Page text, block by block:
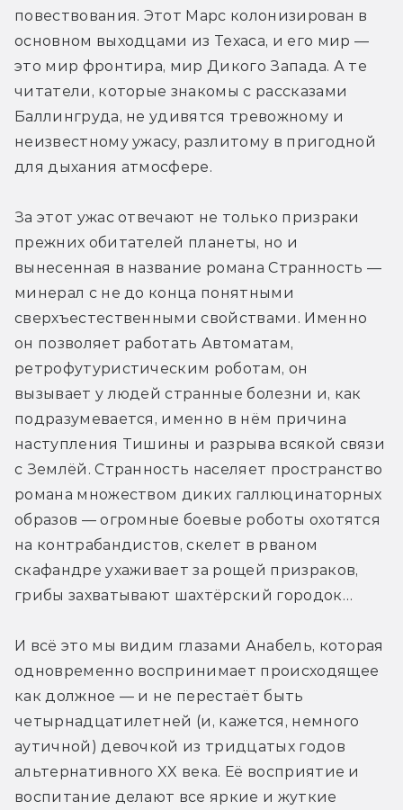
повествования. Этот Марс колонизирован в
основном выходцами из Техаса, и его мир —
это мир фронтира, мир Дикого Запада. А те
читатели, которые знакомы с рассказами
Баллингруда, не удивятся тревожному и
неизвестному ужасу, разлитому в пригодной
для дыхания атмосфере.
За этот ужас отвечают не только призраки
прежних обитателей планеты, но и
вынесенная в название романа Странность —
минерал с не до конца понятными
сверхъестественными свойствами. Именно
он позволяет работать Автоматам,
ретрофутуристическим роботам, он
вызывает у людей странные болезни и, как
подразумевается, именно в нём причина
наступления Тишины и разрыва всякой связи
с Землёй. Странность населяет пространство
романа множеством диких галлюцинаторных
образов — огромные боевые роботы охотятся
на контрабандистов, скелет в рваном
скафандре ухаживает за рощей призраков,
грибы захватывают шахтёрский городок…
И всё это мы видим глазами Анабель, которая
одновременно воспринимает происходящее
как должное — и не перестаёт быть
четырнадцатилетней (и, кажется, немного
аутичной) девочкой из тридцатых годов
альтернативного XX века. Её восприятие и
воспитание делают все яркие и жуткие